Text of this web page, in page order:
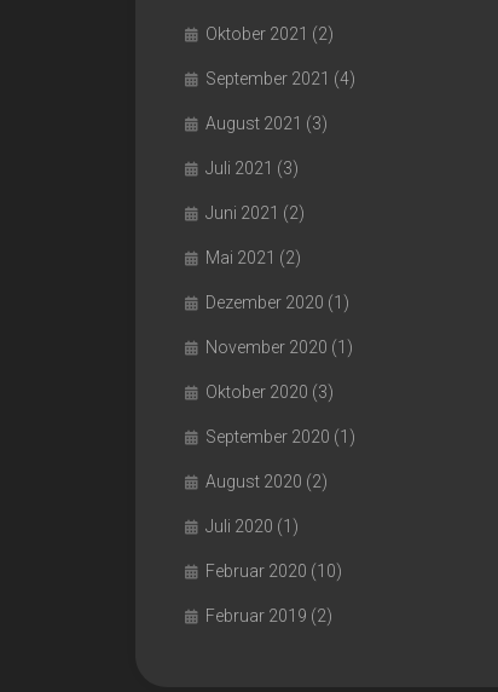
Oktober 2021 (2)
September 2021 (4)
August 2021 (3)
Juli 2021 (3)
Juni 2021 (2)
Mai 2021 (2)
Dezember 2020 (1)
November 2020 (1)
Oktober 2020 (3)
September 2020 (1)
August 2020 (2)
Juli 2020 (1)
Februar 2020 (10)
Februar 2019 (2)